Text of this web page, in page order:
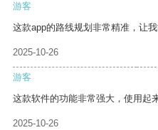
游客
这款app的路线规划非常精准，让我
2025-10-26
游客
这款软件的功能非常强大，使用起
2025-10-26